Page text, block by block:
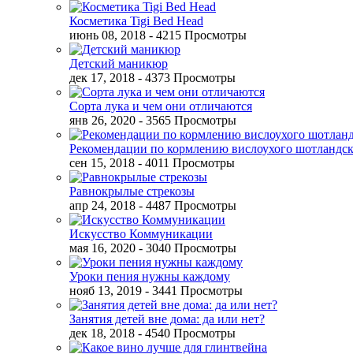
Косметика Tigi Bed Head
июнь 08, 2018 - 4215 Просмотры
Детский маникюр
дек 17, 2018 - 4373 Просмотры
Сорта лука и чем они отличаются
янв 26, 2020 - 3565 Просмотры
Рекомендации по кормлению вислоухого
сен 15, 2018 - 4011 Просмотры
Равнокрылые стрекозы
апр 24, 2018 - 4487 Просмотры
Искусство Коммуникации
мая 16, 2020 - 3040 Просмотры
Уроки пения нужны каждому
нояб 13, 2019 - 3441 Просмотры
Занятия детей вне дома: да или нет?
дек 18, 2018 - 4540 Просмотры